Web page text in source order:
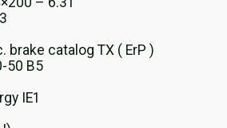
brake catalog TX ( ErP )
50 B5
IE1